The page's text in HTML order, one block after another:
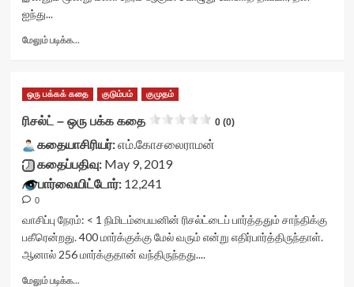
ஐந்து...
மேலும் படிக்க...
–
பக்க
கதை<div
class="yasr-
vv-
stars-
container">
<div
class='yasr-
stars-
ஒரு பக்கக் கதை குடும்பம் குமுதம்
ரிசல்ட் – ஒரு பக்க கதை 0 (0)
கதையாசிரியர்:எம்.கோசலைராமன்
கதைப்பதிவு:May 9, 2019
பார்வையிட்டோர்:12,241
0
வாசிப்பு நேரம்: < 1 நிமிடம்பையனின் ரிசல்ட்டைப் பார்த்ததும் சாந்திக்கு
பகீரென்றது. 400 மார்க்குக்கு மேல் வரும் என்று எதிர்பார்த்திருந்தாள்.
ஆனால் 256 மார்க்குதான் வந்திருந்தது....
மேலும் படிக்க...